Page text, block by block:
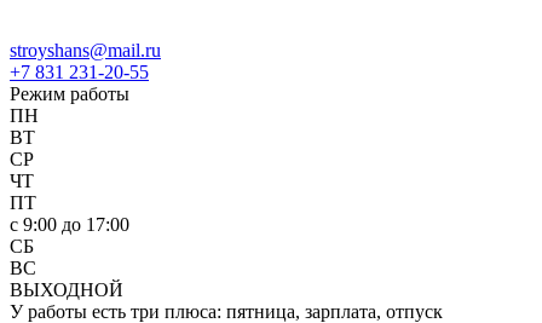
stroyshans@mail.ru
+7 831 231-20-55
Режим работы
ПН
ВТ
СР
ЧТ
ПТ
c 9:00 до 17:00
СБ
ВС
ВЫХОДНОЙ
У работы есть три плюса: пятница, зарплата, отпуск